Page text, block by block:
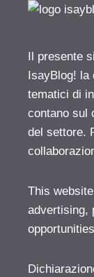
Il presente
IsayBlog!
tematici di
contano sul
del settore.
This
advertising,